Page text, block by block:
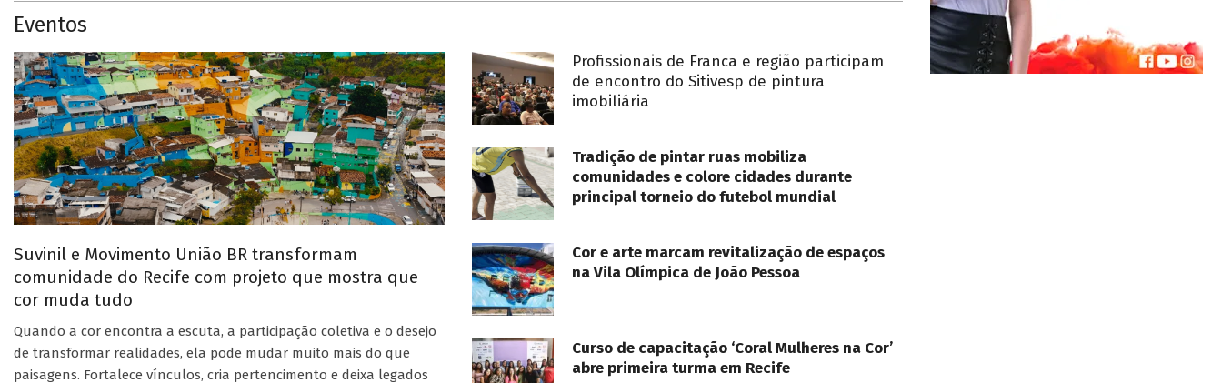
Eventos
Suvinil e Movimento União BR transformam
comunidade do Recife com projeto que mostra que
cor muda tudo
Quando a cor encontra a escuta, a participação coletiva e o desejo
de transformar realidades, ela pode mudar muito mais do que
paisagens. Fortalece vínculos, cria pertencimento e deixa legados
Profissionais de Franca e região participam
de encontro do Sitivesp de pintura
imobiliária
Tradição de pintar ruas mobiliza
comunidades e colore cidades durante
principal torneio do futebol mundial
Cor e arte marcam revitalização de espaços
na Vila Olímpica de João Pessoa
Curso de capacitação ‘Coral Mulheres na Cor’
abre primeira turma em Recife